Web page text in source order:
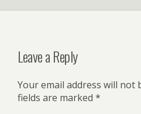
Leave a Reply
Your email address will not
fields are marked *